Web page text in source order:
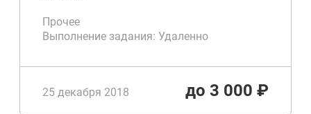
Прочее
Выполнение задания: Удаленно
25 декабря 2018 до 3 000 ₽